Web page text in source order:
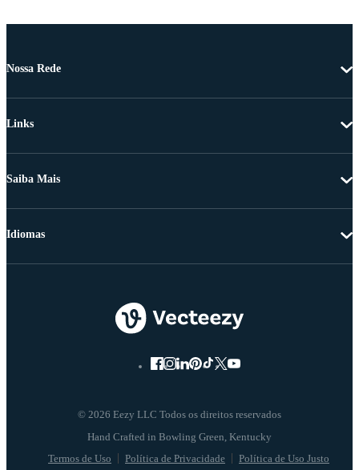
Nossa Rede
Links
Saiba Mais
© 2026 Eezy LLC Todos os direitos reservados
Termos de Uso Política de Privacidade Política de Uso Justo
Idiomas